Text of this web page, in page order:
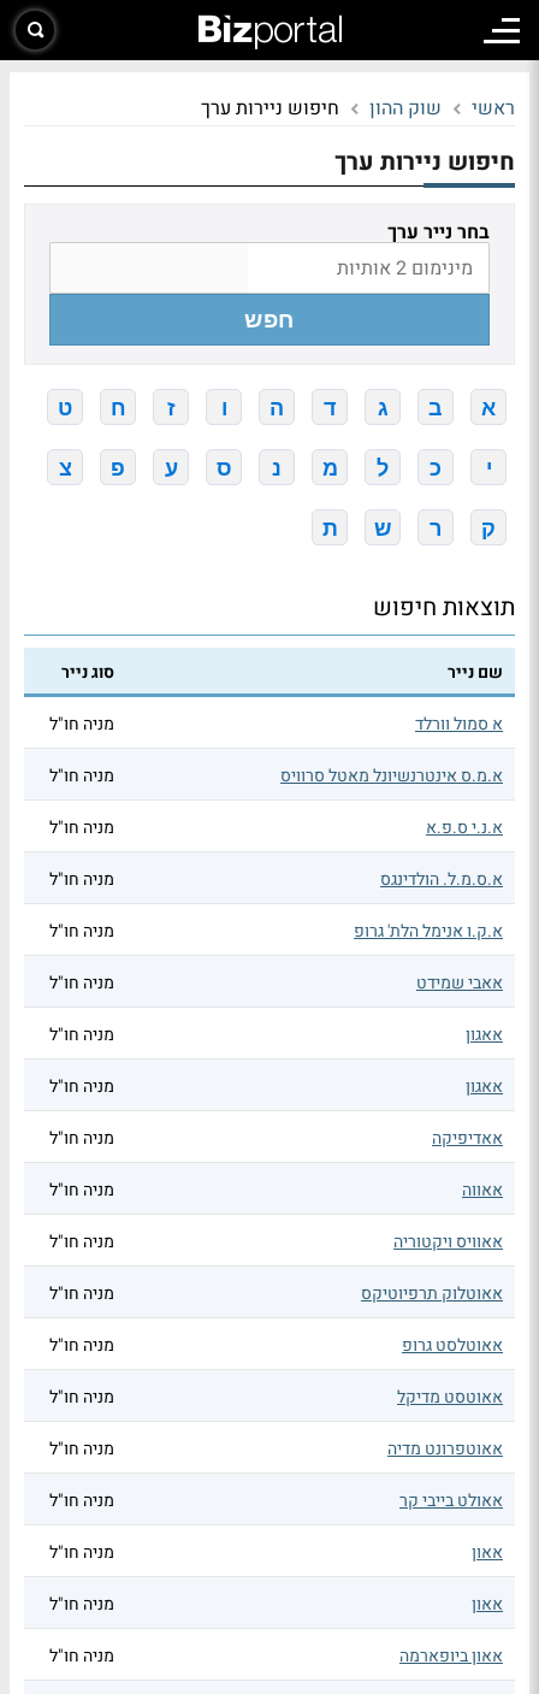
ראשי שוק ההון חיפוש ניירות ערך
חיפוש ניירות ערך
בחר נייר ערך
חפש
א ב ג ד ה ו ז ח ט
י כ ל מ נ ס ע פ צ
ק ר ש ת
תוצאות חיפוש
שם נייר סוג נייר
א סמול וורלד מניה חו"ל
א.מ.ס אינטרנשיונל מאטל סרוויס מניה חו"ל
א.נ.י ס.פ.א מניה חו"ל
א.ס.מ.ל. הולדינגס מניה חו"ל
א.ק.ו אנימל הלת' גרופ מניה חו"ל
אאבי שמידט מניה חו"ל
אאגון מניה חו"ל
אאגון מניה חו"ל
אאדיפיקה מניה חו"ל
אאווה מניה חו"ל
אאוויס ויקטוריה מניה חו"ל
אאוטלוק תרפיוטיקס מניה חו"ל
אאוטלסט גרופ מניה חו"ל
אאוטסט מדיקל מניה חו"ל
אאוטפרונט מדיה מניה חו"ל
אאולט בייבי קר מניה חו"ל
אאון מניה חו"ל
אאון מניה חו"ל
אאון ביופארמה מניה חו"ל